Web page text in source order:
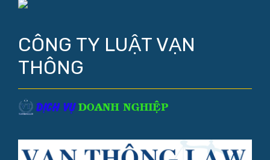
CÔNG TY LUẬT VẠN
THÔNG